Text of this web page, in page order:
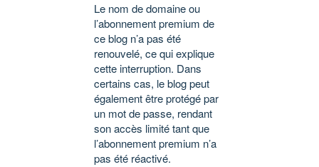
Le nom de domaine ou
l’abonnement premium de
ce blog n’a pas été
renouvelé, ce qui explique
cette interruption. Dans
certains cas, le blog peut
également être protégé par
un mot de passe, rendant
son accès limité tant que
l’abonnement premium n’a
pas été réactivé.